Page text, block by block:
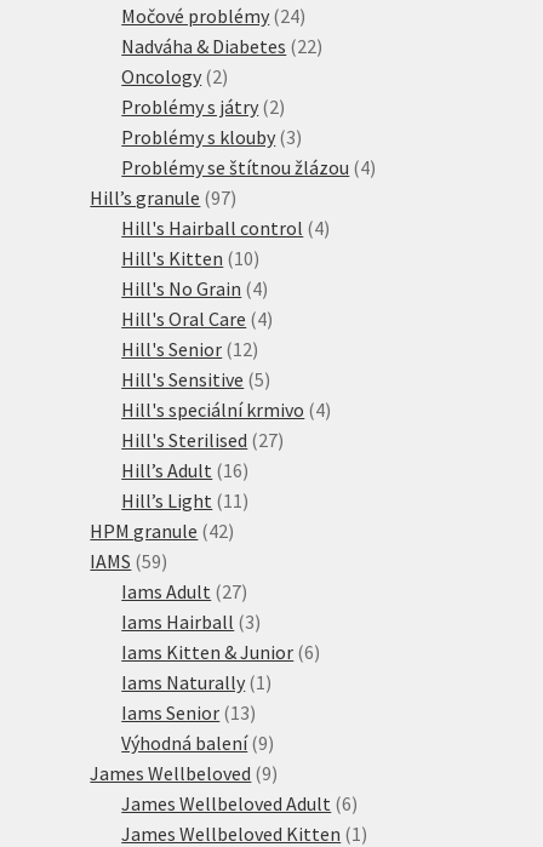
produktů
Močové problémy 2424
produktů
Nadváha & Diabetes 2222
Oncology 22
produkty
Problémy s játry 22
produkty
Problémy s klouby 33
produkty
Problémy se štítnou žlázou 44
Hill’s granule 9797
produktů
Hill's Hairball control 44
Hill's Kitten 1010
produktů
Hill's No Grain 44
produkty
Hill's Oral Care 44
Hill's Senior 1212
produktů
Hill's Sensitive 55
produktů
Hill's speciální krmivo 44
Hill's Sterilised 2727
Hill’s Adult 1616
produktů
Hill’s Light 11 11
HPM granule 4242
IAMS 5959
produktů
Iams Adult 2727
produktů
Iams Hairball 33
produkty
Iams Kitten & Junior 66
Iams Naturally 1 1
Iams Senior 1313
produktů
Výhodná balení 99
produktů
James Wellbeloved 99
produktů
James Wellbeloved Adult 66
produktů
James Wellbeloved Kitten 1 1